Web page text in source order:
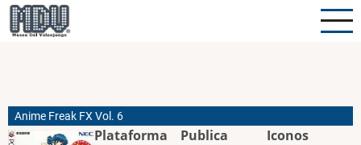
Pasar
al
Anime Freak FX Vol. 6
Plataforma
Publica
Iconos